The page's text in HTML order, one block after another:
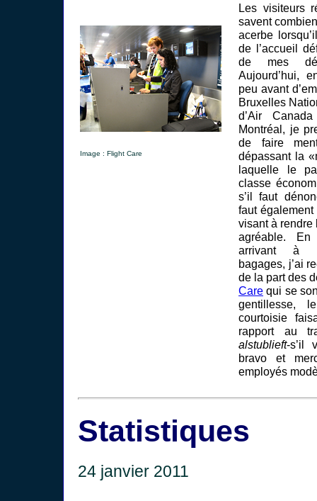
Image : Flight Care
Les visiteurs
savent
acerbe
de l’accueil
de mes
Aujourd’hui,
peu avant
Bruxelles
d’Air
Montréal, je
de faire
dépassant la
laquelle le
classe
s’il faut
faut
visant à
agréable.
arrivant à
bagages, j’ai
de la part des
Care qui se
gentillesse,
courtoisie
rapport au
alstublieft-s’il
bravo et
employés
Statistiques
24 janvier 2011